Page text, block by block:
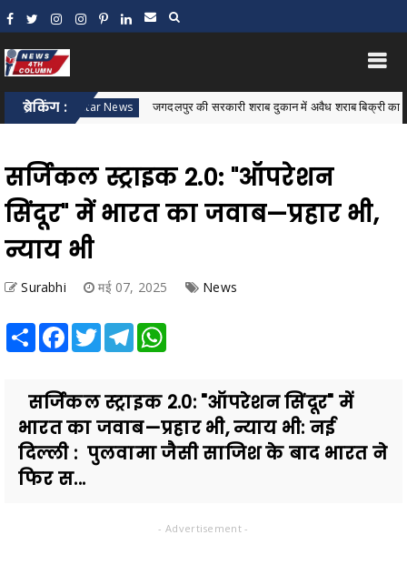
ब्रेकिंग :
Bastar News जगदलपुर की सरकारी शराब दुकान में अवैध शराब बिक्री का आरोप,
सर्जिकल स्ट्राइक 2.0: "ऑपरेशन
सिंदूर" में भारत का जवाब—प्रहार भी,
न्याय भी
Surabhi मई 07, 2025 News
Share Facebook
TwitterTelegram
सर्जिकल स्ट्राइक 2.0: "ऑपरेशन सिंदूर" में
भारत का जवाब—प्रहार भी, न्याय भी: नई
दिल्ली : पुलवामा जैसी साजिश के बाद भारत ने
फिर स...
- Advertisement -